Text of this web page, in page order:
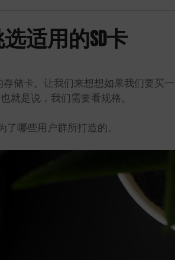
适用的SD卡
储卡。让我们来想想如果我们要买
就是说，我们需要看规格。
哪些用户群所打造的。